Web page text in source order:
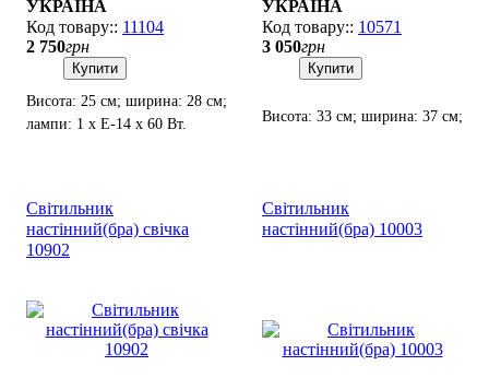
УКРАЇНА
11104
2 750грн
Купити
Висота: 25 см; ширина: 28 см;
лампи: 1 х Е-14 х 60 Вт.
УКРАЇНА
10571
3 050грн
Купити
Висота: 33 см; ширина: 37 см;
Світильник
настінний(бра) свічка
10902
Світильник
настінний(бра) 10003